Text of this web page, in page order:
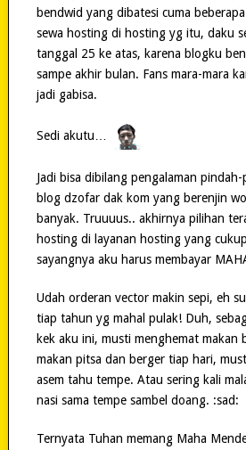
bendwid yang dibatesi cuma
sewa hosting di hosting yg itu, daku
tanggal 25 ke atas, karena blogku
sampe akhir bulan. Fans mara-mara
jadi gabisa.
Sedi akutu…
Jadi bisa dibilang pengalaman
blog dzofar dak kom yang berenjin
banyak. Truuuus.. akhirnya pilihan
hosting di layanan hosting yang
sayangnya aku harus membayar
Udah orderan vector makin sepi, eh
tiap tahun yg mahal pulak! Duh,
kek aku ini, musti menghemat makan
makan pitsa dan berger tiap hari,
asem tahu tempe. Atau sering kali
nasi sama tempe sambel doang. :sad:
Ternyata Tuhan memang Maha